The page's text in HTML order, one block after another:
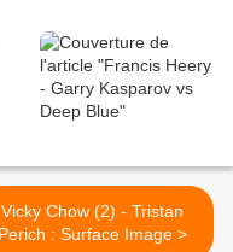
Vicky Chow (2) - Tristan
Perich : Surface Image >